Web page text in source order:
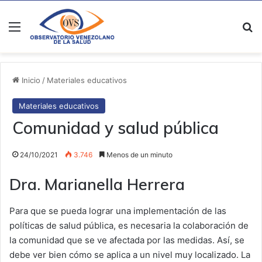
Menú
Inicio / Materiales educativos
Materiales educativos
Comunidad y salud pública
24/10/2021 3.746 Menos de un minuto
Dra. Marianella Herrera
Para que se pueda lograr una implementación de las
políticas de salud pública, es necesaria la colaboración de
la comunidad que se ve afectada por las medidas. Así, se
debe ver bien cómo se aplica a un nivel muy localizado. La